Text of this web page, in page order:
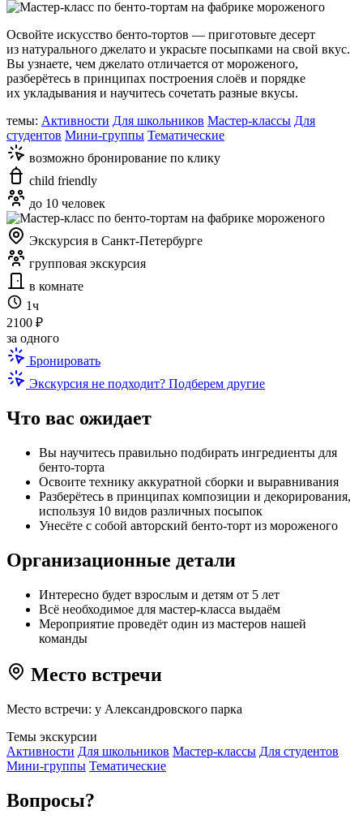
Освойте искусство бенто-тортов — приготовьте десерт
из натурального джелато и украсьте посыпками на свой вкус.
Вы узнаете, чем джелато отличается от мороженого,
разберётесь в принципах построения слоёв и порядке
их укладывания и научитесь сочетать разные вкусы.
темы: Активности Для школьников Мастер-классы Для
студентов Мини-группы Тематические
возможно бронирование по клику
child friendly
до 10 человек
Экскурсия в Санкт-Петербурге
групповая экскурсия
в комнате
1ч
2100 ₽
за одного
Бронировать
Экскурсия не подходит? Подберем другие
Что вас ожидает
Вы научитесь правильно подбирать ингредиенты для
бенто-торта
Освоите технику аккуратной сборки и выравнивания
Разберётесь в принципах композиции и декорирования,
используя 10 видов различных посыпок
Унесёте с собой авторский бенто-торт из мороженого
Организационные детали
Интересно будет взрослым и детям от 5 лет
Всё необходимое для мастер-класса выдаём
Мероприятие проведёт один из мастеров нашей
команды
Место встречи
Место встречи: у Александровского парка
Темы экскурсии
Активности Для школьников Мастер-классы Для студентов
Мини-группы Тематические
Вопросы?